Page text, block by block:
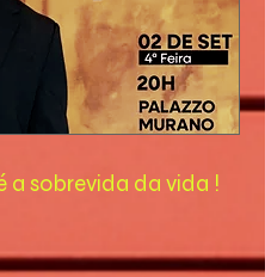
a sobrevida da vida !